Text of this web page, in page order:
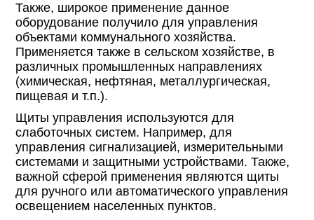
Также, широкое применение данное
оборудование получило для управления
объектами коммунального хозяйства.
Применяется также в сельском хозяйстве, в
различных промышленных направлениях
(химическая, нефтяная, металлургическая,
пищевая и т.п.).
Щиты управления используются для
слаботочных систем. Например, для
управления сигнализацией, измерительными
системами и защитными устройствами. Также,
важной сферой применения являются щиты
для ручного или автоматического управления
освещением населенных пунктов.